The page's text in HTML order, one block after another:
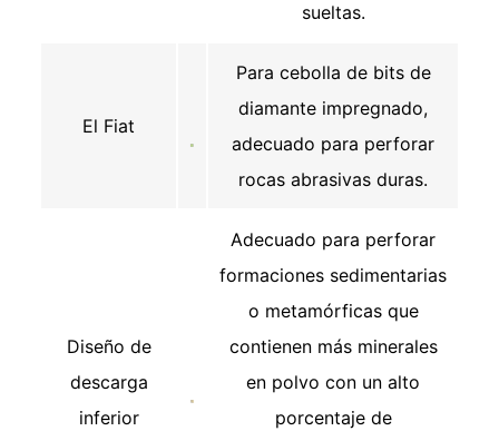
sueltas.
El Fiat
Para cebolla de bits de
diamante impregnado,
adecuado para perforar
rocas abrasivas duras.
Diseño de
descarga
inferior
Adecuado para perforar
formaciones sedimentarias
o metamórficas que
contienen más minerales
en polvo con un alto
porcentaje de